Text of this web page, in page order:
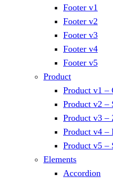
Footer v1
Footer v2
Footer v3
Footer v4
Footer v5
Product
Product v1 –
Product v2 –
Product v3 –
Product v4 –
Product v5 –
Elements
Accordion